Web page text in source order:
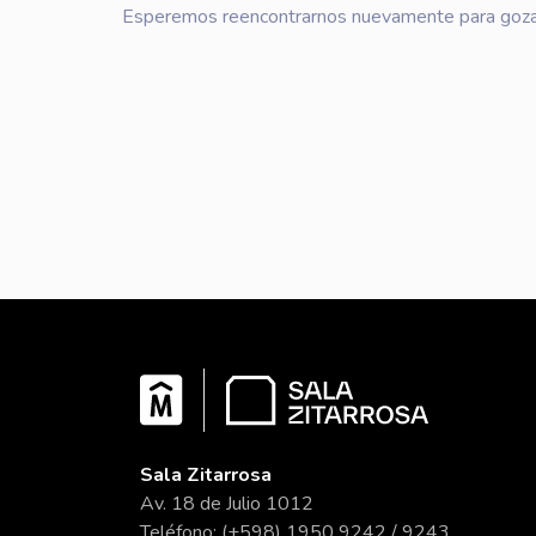
Esperemos reencontrarnos nuevamente para
Sala Zitarrosa
Av. 18 de Julio 1012